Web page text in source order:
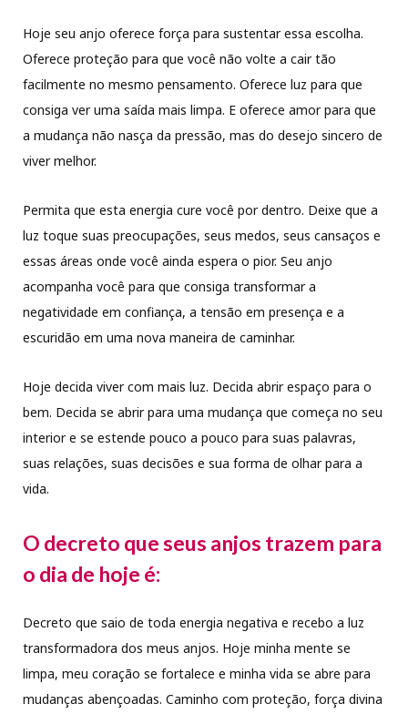
Hoje seu anjo oferece força para sustentar essa escolha.
Oferece proteção para que você não volte a cair tão
facilmente no mesmo pensamento. Oferece luz para que
consiga ver uma saída mais limpa. E oferece amor para que
a mudança não nasça da pressão, mas do desejo sincero de
viver melhor.
Permita que esta energia cure você por dentro. Deixe que a
luz toque suas preocupações, seus medos, seus cansaços e
essas áreas onde você ainda espera o pior. Seu anjo
acompanha você para que consiga transformar a
negatividade em confiança, a tensão em presença e a
escuridão em uma nova maneira de caminhar.
Hoje decida viver com mais luz. Decida abrir espaço para o
bem. Decida se abrir para uma mudança que começa no seu
interior e se estende pouco a pouco para suas palavras,
suas relações, suas decisões e sua forma de olhar para a
vida.
O decreto que seus anjos trazem para
o dia de hoje é:
Decreto que saio de toda energia negativa e recebo a luz
transformadora dos meus anjos. Hoje minha mente se
limpa, meu coração se fortalece e minha vida se abre para
mudanças abençoadas. Caminho com proteção, força divina